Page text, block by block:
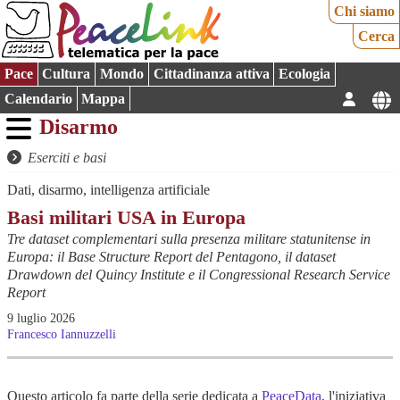
Chi siamo
Cerca
Pace Cultura Mondo Cittadinanza attiva
Ecologia
Calendario
Mappa
Disarmo
Eserciti e basi
Dati, disarmo, intelligenza artificiale
Basi militari USA in Europa
Tre dataset complementari sulla presenza militare statunitense in
Europa: il Base Structure Report del Pentagono, il dataset
Drawdown del Quincy Institute e il Congressional Research Service
Report
9 luglio 2026
Francesco Iannuzzelli
Questo articolo fa parte della serie dedicata a PeaceData, l'iniziativa